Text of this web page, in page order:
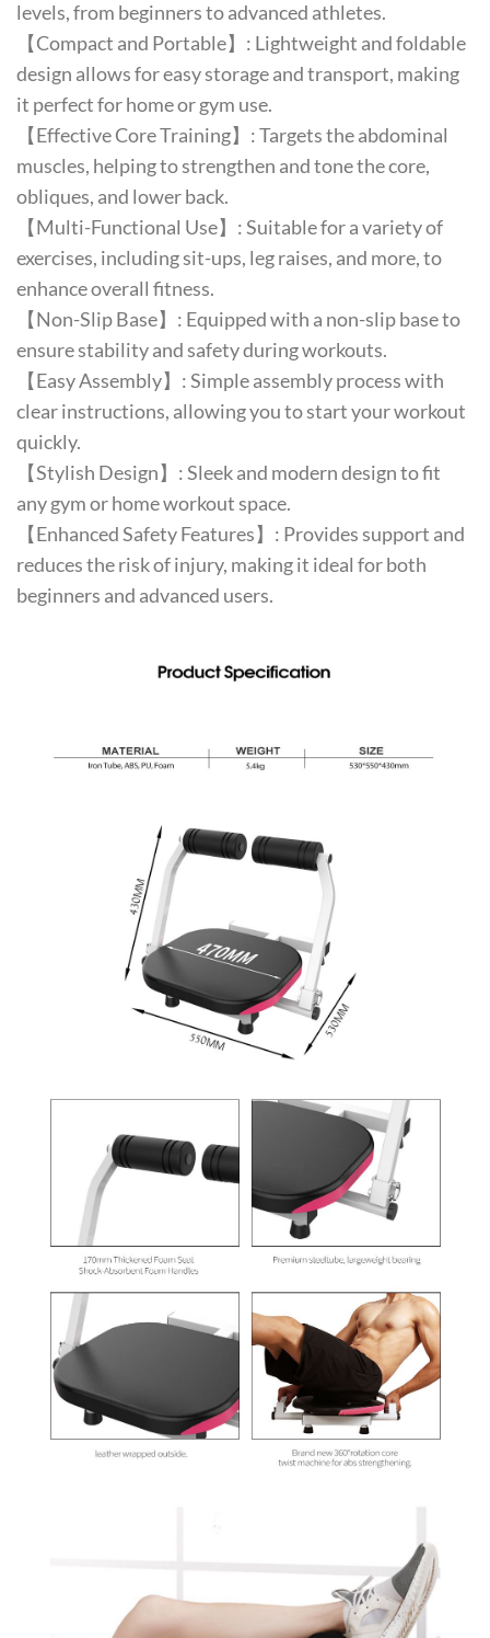
levels, from beginners to advanced athletes.
【Compact and Portable】: Lightweight and foldable
design allows for easy storage and transport, making
it perfect for home or gym use.
【Effective Core Training】: Targets the abdominal
muscles, helping to strengthen and tone the core,
obliques, and lower back.
【Multi-Functional Use】: Suitable for a variety of
exercises, including sit-ups, leg raises, and more, to
enhance overall fitness.
【Non-Slip Base】: Equipped with a non-slip base to
ensure stability and safety during workouts.
【Easy Assembly】: Simple assembly process with
clear instructions, allowing you to start your workout
quickly.
【Stylish Design】: Sleek and modern design to fit
any gym or home workout space.
【Enhanced Safety Features】: Provides support and
reduces the risk of injury, making it ideal for both
beginners and advanced users.